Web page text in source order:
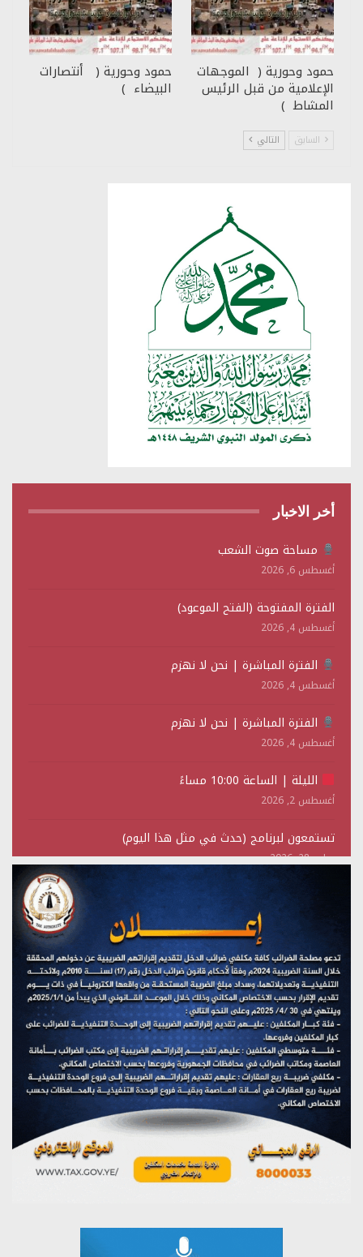
حمود وحورية ( الموجهات
الإعلامية من قبل الرئيس
المشاط )
حمود وحورية ( أنتصارات
البيضاء )
السابق التالي
أخر الاخبار
مساحة صوت الشعب
أغسطس 6, 2026
الفترة المفتوحة (الفتح الموعود)
أغسطس 4, 2026
الفترة المباشرة | نحن لا نهزم
أغسطس 4, 2026
الفترة المباشرة | نحن لا نهزم
أغسطس 4, 2026
الليلة | الساعة 10:00 مساءً
أغسطس 2, 2026
تستمعون لبرنامج (حدث في مثل هذا اليوم)
يوليو 28, 2026
(نحن لا نهزم) بث مباشر
تستمعون لبرنامج (هندسة الوهم)
يوليو 28, 2026
مؤتمر صحفي لمركز عين الإنسانية حول جرائم تحالف العدوان
على اليمن
يوليو 27, 2026
تستمعون لبرنامج (مع السيد القائد)
يوليو 26, 2026